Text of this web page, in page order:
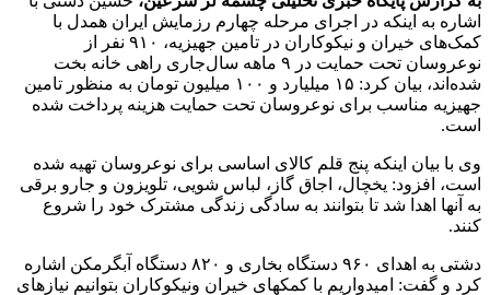
اشاره به اینکه در اجرای مرحله چهارم رزمایش ایران همدل با
کمک‌های خیران و نیکوکاران در تامین جهیزیه، ۹۱۰ نفر از
نوعروسان تحت حمایت در ۹ ماهه سال‌جاری راهی خانه بخت
شده‌اند، بیان کرد: ۱۵ میلیارد و ۱۰۰ میلیون تومان به منظور تامین
جهیزیه مناسب برای نوعروسان تحت حمایت هزینه پرداخت شده
است.
وی با بیان اینکه پنج قلم کالای اساسی برای نوعروسان تهیه شده
است، افزود: یخچال، اجاق گاز، لباس شویی، تلویزون و جارو برقی
به آنها اهدا شد تا بتوانند به سادگی زندگی مشترک خود را شروع
کنند.
دشتی به اهدای ۹۶۰ دستگاه بخاری و ۸۲۰ دستگاه آبگرمکن اشاره
کرد و گفت: امیدواریم با کمکهای خیران ونیکوکاران بتوانیم نیازهای